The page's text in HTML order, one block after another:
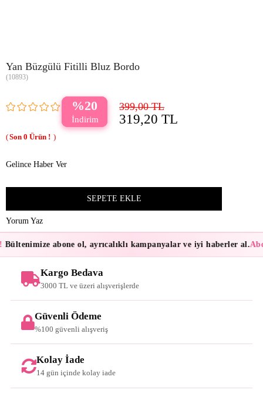
Yan Büzgülü Fitilli Bluz Bordo
(10893)
20 399,00 TL
319,20 TL
0
Gelince Haber Ver
Yorum Yaz
Bültenimize abone ol, ayrıcalıklı kampanyalar ve iyi haberler al.
Kargo Bedava
3000 TL ve üzeri alışverişlerde
Güvenli Ödeme
%100 güvenli alışveriş
Kolay İade
14 gün içinde kolay iade